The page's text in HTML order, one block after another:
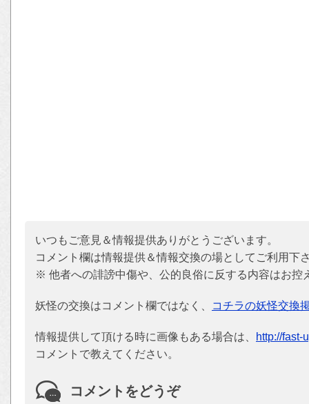
いつもご意見＆情報提供ありがとうございます。
コメント欄は情報提供＆情報交換の場としてご利用下
※ 他者への誹謗中傷や、公的良俗に反する内容はお控
妖怪の交換はコメント欄ではなく、 コチラの妖怪交換
情報提供して頂ける時に画像もある場合は、
http://fast-
コメントで教えてください。
コメントをどうぞ